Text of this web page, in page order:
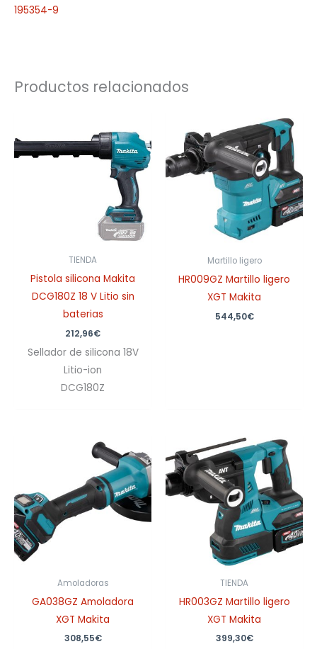
195354-9
Productos relacionados
TIENDA
Pistola silicona Makita
DCG180Z 18 V Litio sin
baterias
212,96€
Sellador de silicona 18V
Litio-ion
DCG180Z
Martillo ligero
HR009GZ Martillo ligero
XGT Makita
544,50€
Amoladoras
GA038GZ Amoladora
XGT Makita
308,55€
TIENDA
HR003GZ Martillo ligero
XGT Makita
399,30€